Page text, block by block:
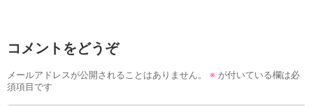
コメントをどうぞ
メールアドレスが公開されることはありません。 ※ が付いている欄は必
須項目です